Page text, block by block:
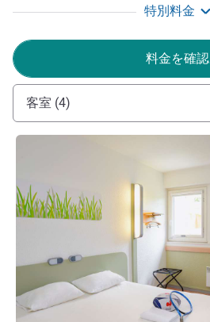
GUILLEMETTE FAURE ホテル経営
特別料金
料金を確認
客室 (4)
詳細を表示